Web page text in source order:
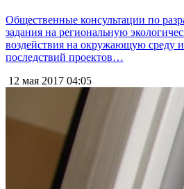
Общественные консультации по
задания на региональную
воздействия на окружающую среду
последствий проектов…
12 мая 2017 04:05